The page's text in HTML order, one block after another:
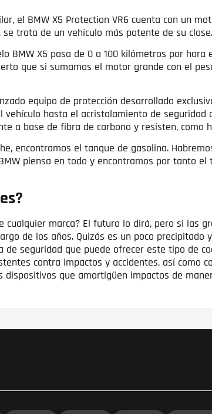
el BMW X5 Protection VR6 cuenta con un
trata de un vehículo más potente de su clase.
BMW X5 pasa de 0 a 100 kilómetros por
que si sumamos el motor grande con el
equipo de protección desarrollado
hasta el acristalamiento de
a base de fibra de carbono y resisten, como
encontramos el tanque de gasolina.
piensa en todo y encontramos por tanto
marca? El futuro lo dirá, pero si las
de los años. Quizás es un poco
seguridad que puede ofrecer este tipo de
contra impactos y accidentes, así como
que amortigüen impactos de